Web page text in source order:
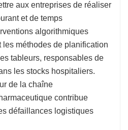
aux entreprises de réaliser
et de temps
algorithmiques
les méthodes de planification
tableurs, responsables de
les stocks hospitaliers.
de la chaîne
contribue
défaillances logistiques